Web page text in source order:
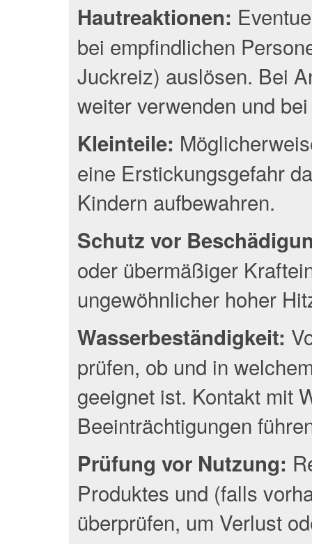
Hautreaktionen:
bei empfindlichen
Juckreiz) auslösen. Bei
weiter verwenden und
Kleinteile:
eine Erstickungsgefahr
Kindern aufbewahren.
Schutz vor
oder übermäßiger
ungewöhnlicher hoher
Wasserbeständigkeit:
prüfen, ob und in
geeignet ist. Kontakt mit
Beeinträchtigungen
Prüfung vor Nutzung:
Produktes und (falls
überprüfen, um Verlust